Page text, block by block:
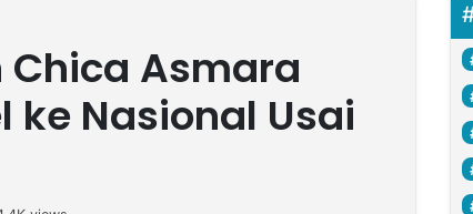
Asmara
ke Nasional Usai